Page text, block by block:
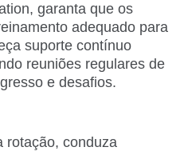
garanta que os
adequado para
suporte contínuo
reuniões regulares de
e desafios.
rotação, conduza